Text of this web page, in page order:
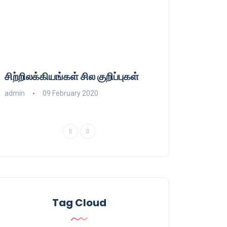
சிற்றிலக்கியங்கள் சில குறிப்புகள்
admin 09 February 2020
Tag Cloud